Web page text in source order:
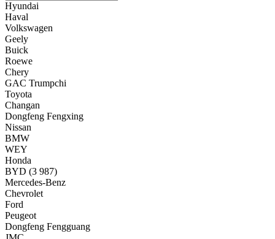
Hyundai
Haval
Volkswagen
Geely
Buick
Roewe
Chery
GAC Trumpchi
Toyota
Changan
Dongfeng Fengxing
Nissan
BMW
WEY
Honda
BYD (3 987)
Mercedes-Benz
Chevrolet
Ford
Peugeot
Dongfeng Fengguang